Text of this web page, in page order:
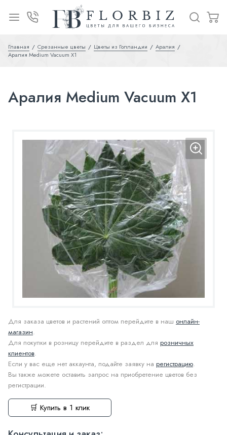
Главная Срезанные цветы Цветы из Голландии
Аралия
Аралия Medium Vacuum X1
Аралия Medium Vacuum X1
Для заказа цветов и растений оптом перейдите в наш онлайн-
магазин.
Для покупки в розницу перейдите в раздел для розничных
клиентов.
Если у вас еще нет аккаунта, подайте заявку на регистрацию.
Вы также можете оставить запрос на приобретение цветов без
регистрации.
🛒 Купить в 1 клик